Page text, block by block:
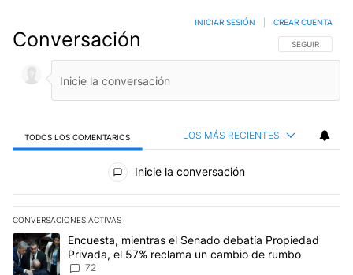
Conversación SIGA ESTA
SEGUIR
INICIAR SESIÓN CREAR CUENTA
TODOS LOS COMENTARIOS LOS MÁS RECIENTES
Todos los comentarios
Inicie la conversación
CONVERSACIONES ACTIVAS
Este listado muestra los artículos con más comentarios en los
Un artículo de tendencia con el título "Encuesta, mientras el
Encuesta, mientras el Senado debatía Propiedad
Privada, el 57% reclama un cambio de rumbo
72